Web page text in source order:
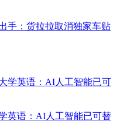
手：货拉拉取消独家车贴
英语：AI人工智能已可替